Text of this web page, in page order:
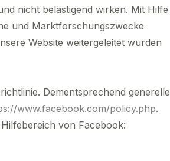
nicht belästigend wirken. Mit Hilfe
und Marktforschungszwecke
Website weitergeleitet wurden
Dementsprechend generelle
www.facebook.com/policy.php.
von Facebook: